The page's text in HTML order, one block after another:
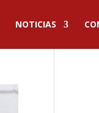
NOTICIAS